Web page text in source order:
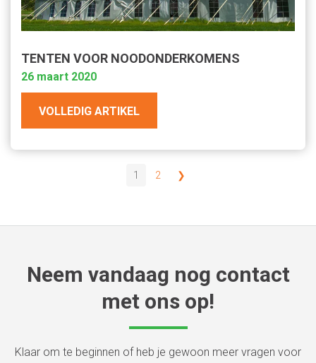
TENTEN VOOR NOODONDERKOMENS
26 maart 2020
VOLLEDIG ARTIKEL
1 2 ❯
Neem vandaag nog contact
met ons op!
Klaar om te beginnen of heb je gewoon meer vragen voor